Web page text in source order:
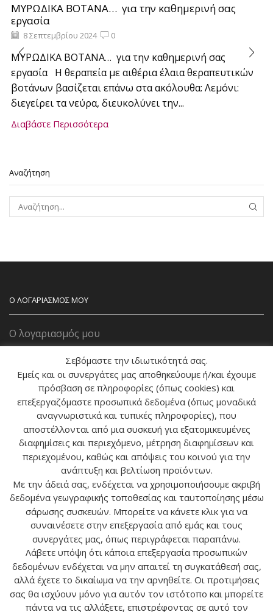
ΜΥΡΩΔΙΚΑ ΒΟΤΑΝΑ… για την καθημερινή σας
εργασία
8 Σεπτεμβρίου 2024 0
ΜΥΡΩΔΙΚΑ ΒΟΤΑΝΑ… για την καθημερινή σας
εργασία Η θεραπεία με αιθέρια έλαια θεραπευτικών
βοτάνων βασίζεται επάνω στα ακόλουθα: Λεμόνι:
διεγείρει τα νεύρα, διευκολύνει την...
Διαβάστε Περισσότερα
Αναζήτηση
Ο ΛΟΓΑΡΙΑΣΜΟΣ ΜΟΥ
Ο λογαριασμός μου
Το καλάθι μου
ΕΠΙΚΟΙΝΩΝΙΑ
Διεύθυνση:Μικράς Ασίας 55 &
Φαραντάτων 43, Αθήνα, 11527
info@tropos-zois.gr
Τηλέφωνο:(+30) 211 111 0193
ΠΛΗΡΟΦΟΡΙΕΣ
Όροι χρήσης
Πολιτική Απορρήτου
Σεβόμαστε την ιδιωτικότητά σας.
Εμείς και οι συνεργάτες μας αποθηκεύουμε ή/και έχουμε
πρόσβαση σε πληροφορίες (όπως cookies) και
επεξεργαζόμαστε προσωπικά δεδομένα (όπως μοναδικά
αναγνωριστικά και τυπικές πληροφορίες), που
αποστέλλονται από μια συσκευή για εξατομικευμένες
διαφημίσεις και περιεχόμενο, μέτρηση διαφημίσεων και
περιεχομένου, καθώς και απόψεις του κοινού για την
ανάπτυξη και βελτίωση προϊόντων.
Με την άδειά σας, ενδέχεται να χρησιμοποιήσουμε ακριβή
δεδομένα γεωγραφικής τοποθεσίας και ταυτοποίησης μέσω
σάρωσης συσκευών. Μπορείτε να κάνετε κλικ για να
συναινέσετε στην επεξεργασία από εμάς και τους
συνεργάτες μας, όπως περιγράφεται παραπάνω.
Λάβετε υπόψη ότι κάποια επεξεργασία προσωπικών
δεδομένων ενδέχεται να μην απαιτεί τη συγκατάθεσή σας,
αλλά έχετε το δικαίωμα να την αρνηθείτε. Οι προτιμήσεις
σας θα ισχύουν μόνο για αυτόν τον ιστότοπο και μπορείτε
πάντα να τις αλλάξετε, επιστρέφοντας σε αυτό τον